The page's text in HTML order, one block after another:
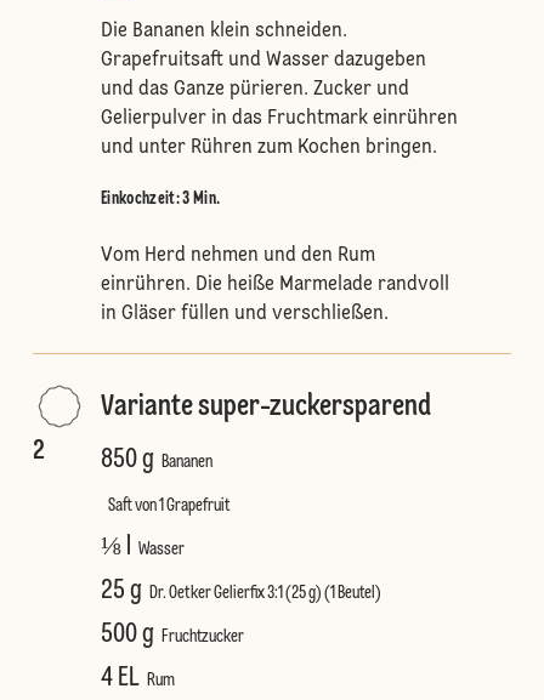
Die Bananen klein schneiden.
Grapefruitsaft und Wasser dazugeben
und das Ganze pürieren. Zucker und
Gelierpulver in das Fruchtmark einrühren
und unter Rühren zum Kochen bringen.
Einkochzeit: 3 Min.
Vom Herd nehmen und den Rum
einrühren. Die heiße Marmelade randvoll
in Gläser füllen und verschließen.
2
Variante super-zuckersparend
850 g Bananen
Saft von 1 Grapefruit
⅛ l Wasser
25 g Dr. Oetker Gelierfix 3:1 (25 g) (1 Beutel)
500 g Fruchtzucker
4 EL Rum